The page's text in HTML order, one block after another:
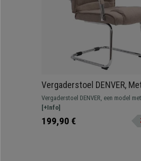
Vergaderstoel DENVER,
Structuur, Bekleed in
Vergaderstoel DENVER, een model
design en van hoge kwaliteit. De stoel
zijn ergonomische ontwerp en zijn
comfortabele vulling bekleed met
[+Info]
199,90 €